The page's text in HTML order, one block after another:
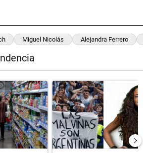
Miguel Nicolás Alejandra Ferrero
con el título "La inflación en CABA marcó
Un artículo de tendencia con el